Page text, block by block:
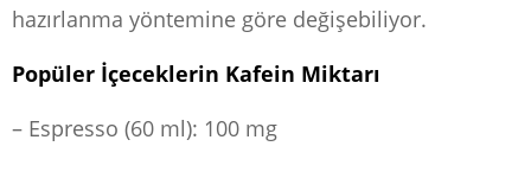
hazırlanma yöntemine göre değişebiliyor.
Popüler İçeceklerin Kafein Miktarı
– Espresso (60 ml): 100 mg